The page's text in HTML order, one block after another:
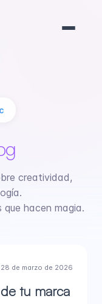
creatividad,
hacen magia.
28 de marzo de 2026
tu marca